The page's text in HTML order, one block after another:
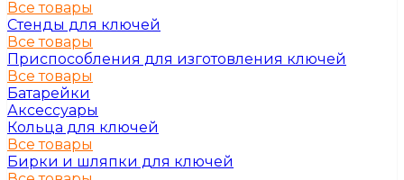
Все товары
Стенды для ключей
Все товары
Приспособления для изготовления ключей
Все товары
Батарейки
Аксессуары
Кольца для ключей
Все товары
Бирки и шляпки для ключей